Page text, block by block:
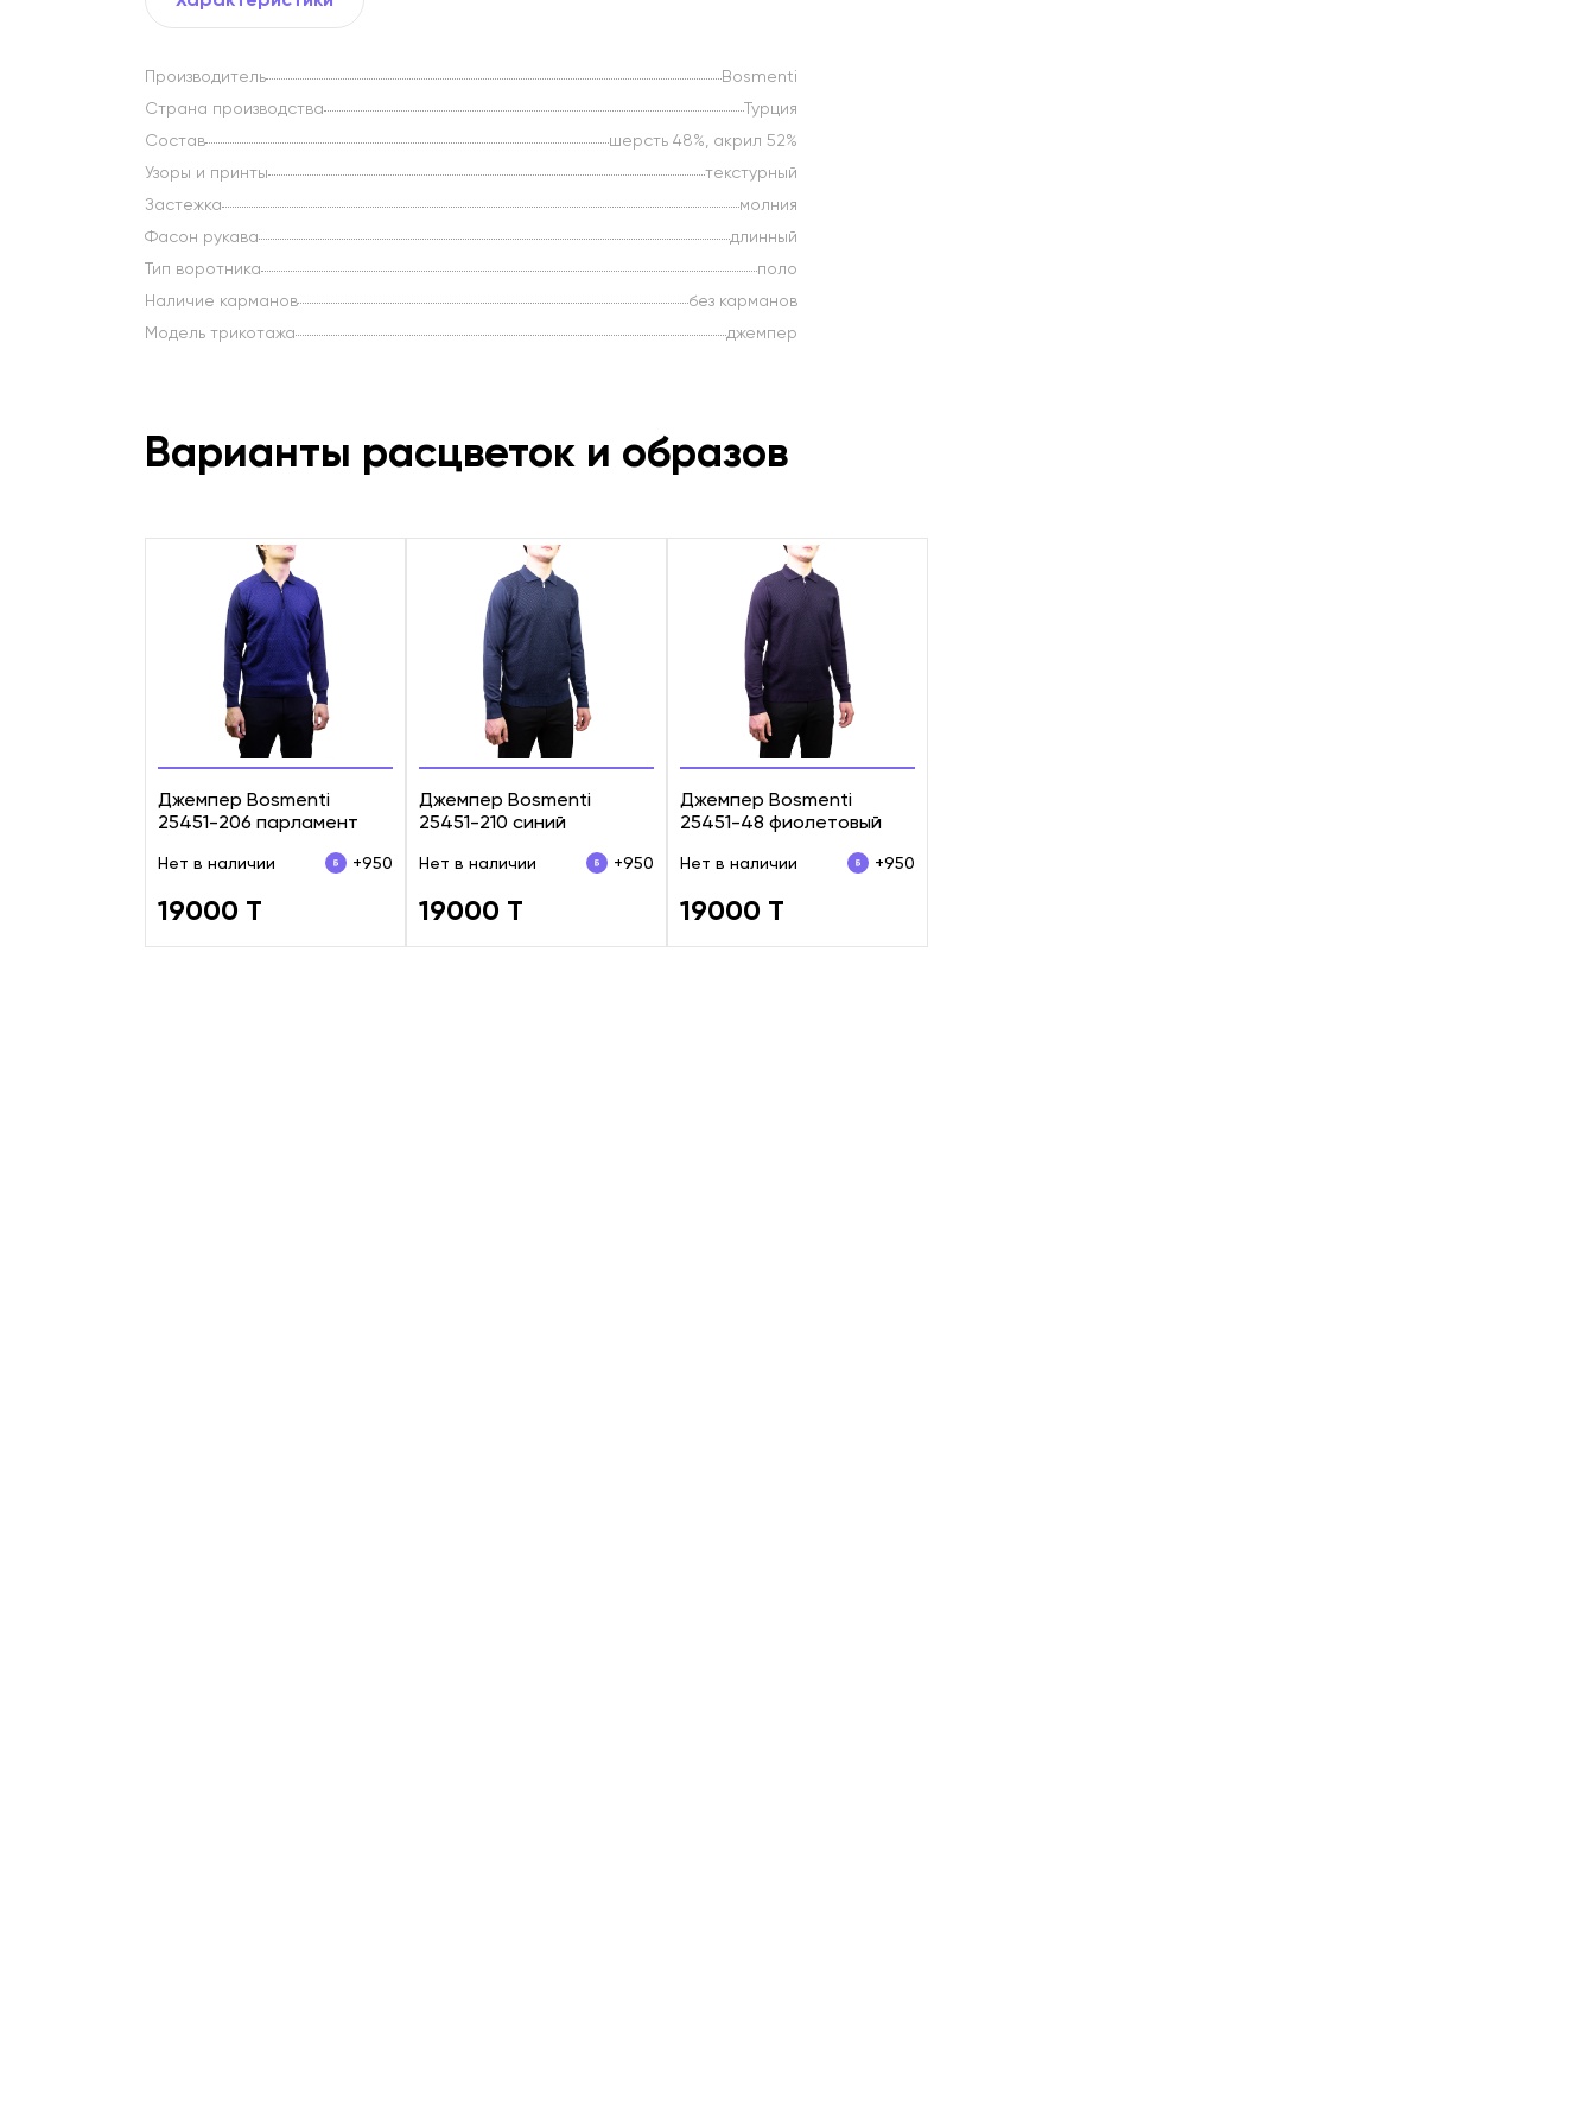
Производитель
Bosmenti
Страна производства
Турция
Состав
шерсть 48%, акрил 52%
Узоры и принты
текстурный
Застежка
молния
Фасон рукава
длинный
Тип воротника
поло
Наличие карманов
без карманов
Модель трикотажа
джемпер
Варианты расцветок и образов
Джемпер Bosmenti
25451-206 парламент
Нет в наличии +950
19000 T
Джемпер Bosmenti
25451-210 синий
Нет в наличии +950
19000 T
Джемпер Bosmenti
25451-48 фиолетовый
Нет в наличии +950
19000 T